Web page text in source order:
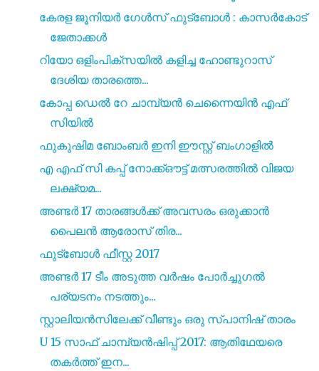
കേരള ജൂനിയർ ഗേൾസ് ഫുട്ബോൾ : കാസർകോട്
ജേതാക്കൾ
റിയോ ഒളിംപിക്‌സയിൽ കളിച്ച ഹോണ്ടുറാസ്
ദേശിയ താരത്തെ...
കോപ്പ ഡെൽ റേ ചാമ്പ്യൻ ചെന്നൈയിൻ എഫ്
സിയിൽ
ഫുകുഷിമ ബോംബർ ഇനി ഈസ്റ്റ് ബംഗാളിൽ
എ എഫ് സി കപ്പ് നോക്ക്ഔട്ട് മത്സരത്തിൽ വിജയ
ലക്ഷ്യമ...
അണ്ടർ 17 താരങ്ങൾക്ക് അവസരം ഒരുക്കാൻ
പൈലൻ ആരോസ് തിര...
ഫുട്ബോൾ ഫീസ്റ്റ 2017
അണ്ടർ 17 ടീം അടുത്ത വർഷം പോർച്ചുഗൽ
പര്യടനം നടത്തും...
സ്റ്റാലിയൻസിലേക്ക് വീണ്ടും ഒരു സ്പാനിഷ് താരം
U 15 സാഫ് ചാമ്പ്യൻഷിപ്പ് 2017: ആതിഥേയരെ
തകർത്ത് ഇന...